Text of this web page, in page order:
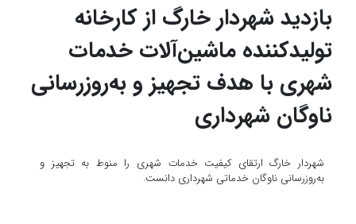
هشدار سطح نارنجی در استان بوشهر صادر شد
بازدید شهردار خارگ از کارخانه
تولیدکننده ماشین‌آلات خدمات
شهری با هدف تجهیز و به‌روزرسانی
ناوگان شهرداری
شهردار خارگ ارتقای کیفیت خدمات شهری را منوط به تجهیز و
به‌روزرسانی ناوگان خدماتی شهرداری دانست.